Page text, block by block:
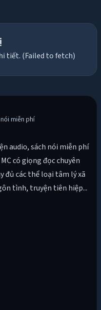
tiết. (Failed to fetch)
miễn phí
audio, sách nói miễn phí
có giọng đọc chuyên
đủ các thể loại tâm lý xã
tình, truyện tiên hiệp...